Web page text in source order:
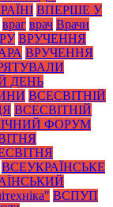
ВПЕРШЕ У
враг врач Врачи
ВРУЧЕННЯ
ВРУЧЕННЯ
ДЕНЬ
ВСЕСВІТНІЙ
ВСЕСВІТНІЙ
ФОРУМ
ВСЕУКРАЇНСЬКЕ
ВСПУП